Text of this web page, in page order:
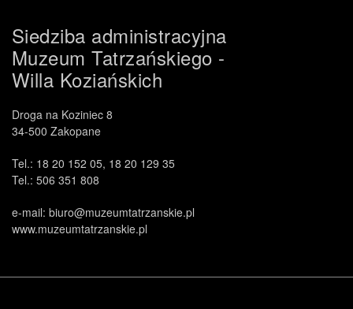
Siedziba administracyjna
Muzeum Tatrzańskiego -
Willa Koziańskich
Droga na Koziniec 8
34-500 Zakopane
Tel.: 18 20 152 05, 18 20 129 35
Tel.: 506 351 808
e-mail: biuro@muzeumtatrzanskie.pl
www.muzeumtatrzanskie.pl